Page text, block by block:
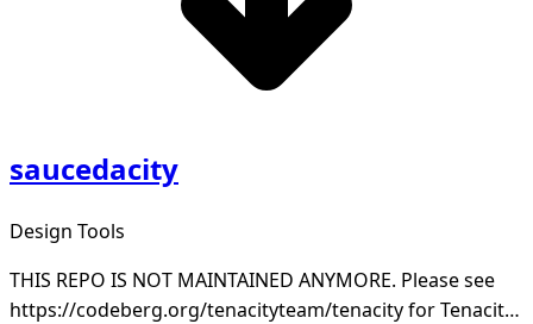
saucedacity
Design Tools
THIS REPO IS NOT MAINTAINED ANYMORE. Please see
https://codeberg.org/tenacityteam/tenacity for Tenacity,